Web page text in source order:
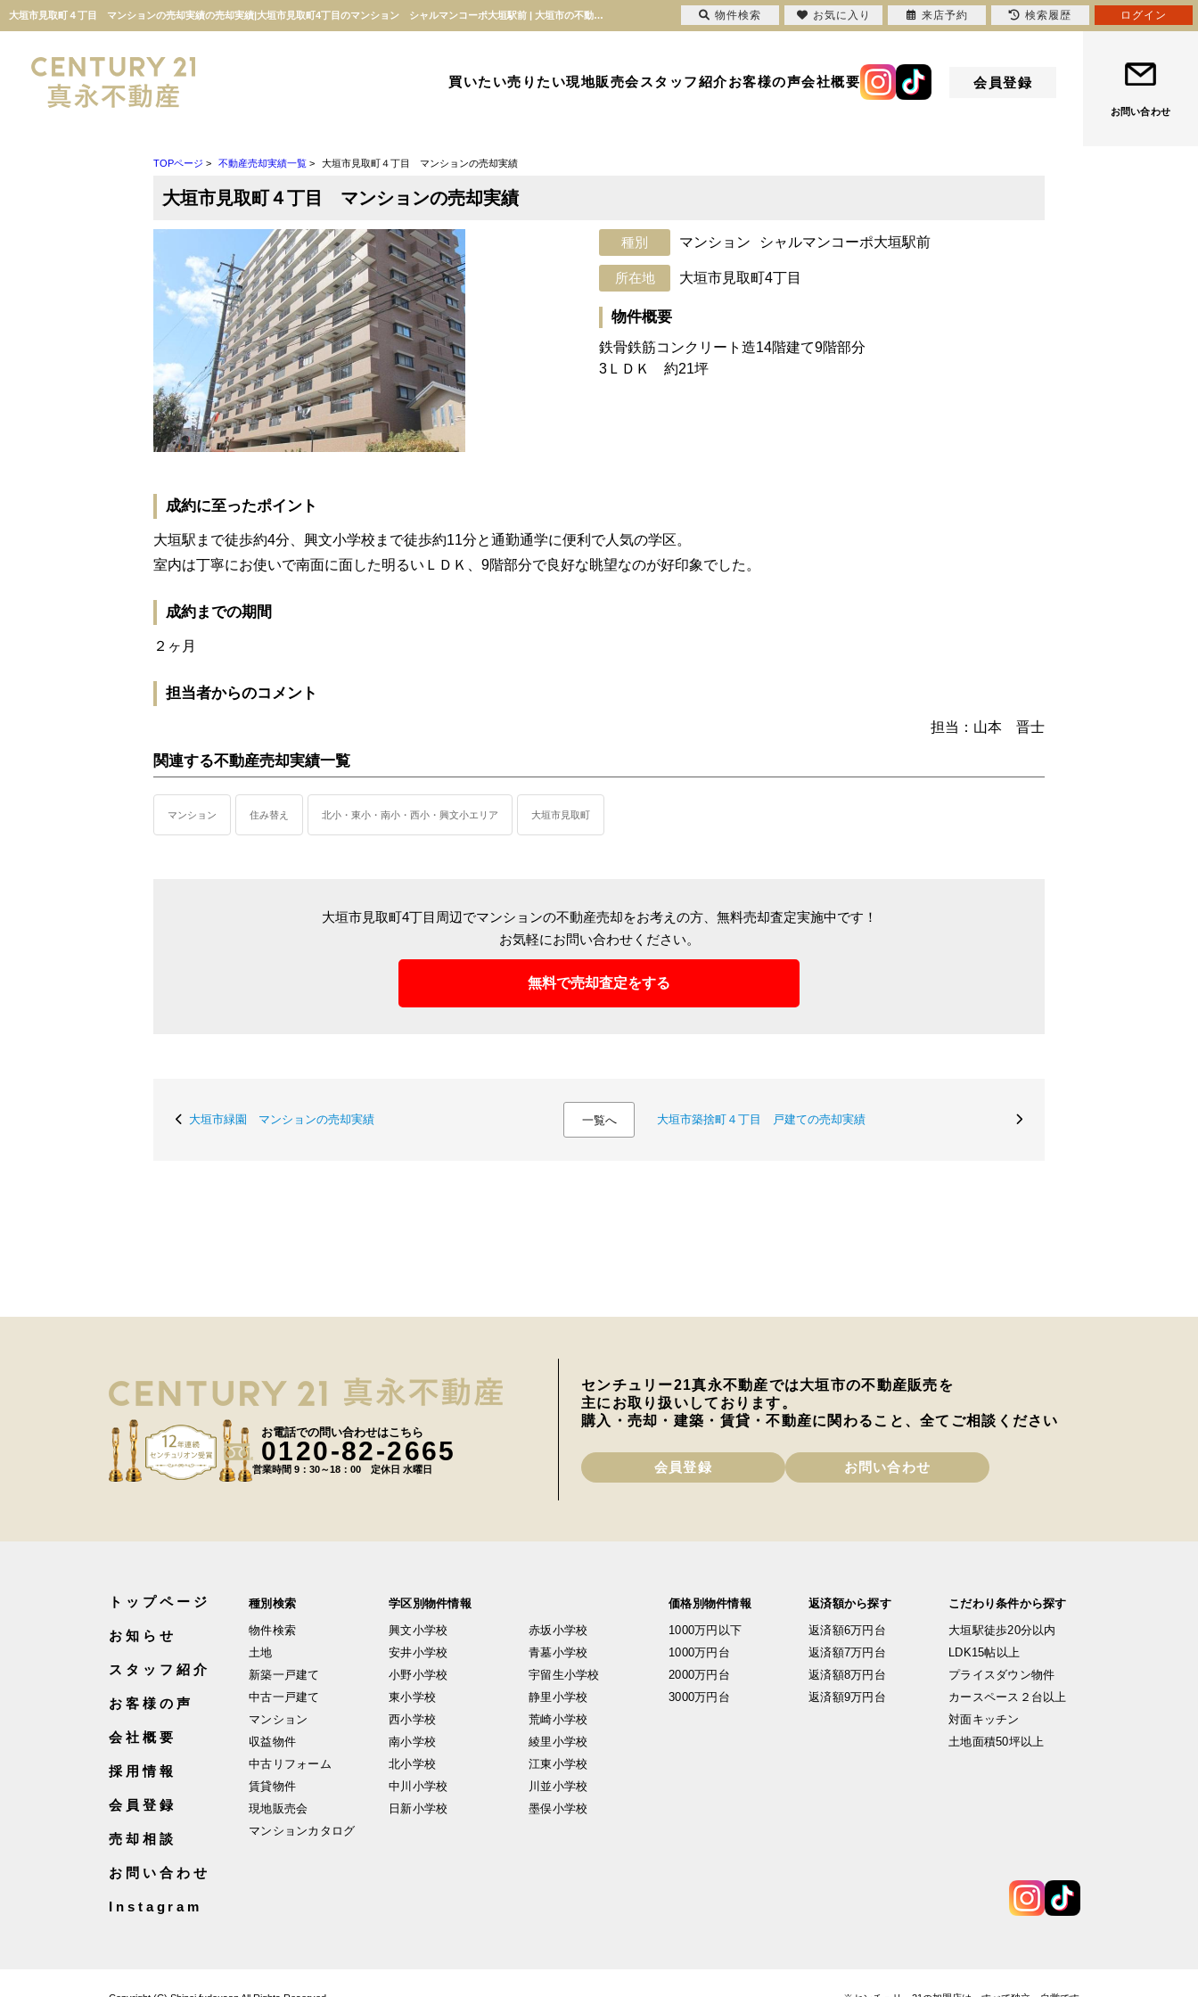
大垣市見取町４丁目 マンションの売却実績の売却実績|大垣市見取町4丁目のマンション シャルマンコーポ大垣駅前 | 大垣市の不動産のことならセンチュリー21真永不動産
買いたい売りたい現地販売会スタッフ紹介お客様の声会社概要 会員登録
お問い合わせ
TOPページ > 不動産売却実績一覧 > 大垣市見取町４丁目 マンションの売却実績
大垣市見取町４丁目 マンションの売却実績
マンション シャルマンコーポ大垣駅前
大垣市見取町4丁目
物件概要
鉄骨鉄筋コンクリート造14階建て9階部分
3ＬＤＫ 約21坪
成約に至ったポイント
大垣駅まで徒歩約4分、興文小学校まで徒歩約11分と通勤通学に便利で人気の学区。
室内は丁寧にお使いで南面に面した明るいＬＤＫ、9階部分で良好な眺望なのが好印象でした。
成約までの期間
２ヶ月
担当者からのコメント
担当：山本 晋士
関連する不動産売却実績一覧
マンション 住み替え 北小・東小・南小・西小・興文小エリア 大垣市見取町
大垣市見取町4丁目周辺でマンションの不動産売却をお考えの方、 無料売却査定実施中です！
お気軽にお問い合わせください。
無料で売却査定をする
大垣市緑園 マンションの売却実績 一覧へ 大垣市築捨町４丁目 戸建ての売却実績
お電話での問い合わせはこちら
0120-82-2665
営業時間 9：30～18：00 定休日 水曜日
センチュリー21真永不動産では大垣市の不動産販売を
主にお取り扱いしております。
購入・売却・建築・賃貸・不動産に関わること、全てご相談ください
会員登録 お問い合わせ
トップページ
お知らせ
スタッフ紹介
お客様の声
会社概要
採用情報
会員登録
売却相談
お問い合わせ
Instagram
種別検索
物件検索
土地
新築一戸建て
中古一戸建て
マンション
収益物件
中古リフォーム
賃貸物件
現地販売会
マンションカタログ
学区別物件情報
興文小学校
安井小学校
小野小学校
東小学校
西小学校
南小学校
北小学校
中川小学校
日新小学校
赤坂小学校
青墓小学校
宇留生小学校
静里小学校
荒崎小学校
綾里小学校
江東小学校
川並小学校
墨俣小学校
価格別物件情報
1000万円以下
1000万円台
2000万円台
3000万円台
返済額から探す
返済額6万円台
返済額7万円台
返済額8万円台
返済額9万円台
こだわり条件から探す
大垣駅徒歩20分以内
LDK15帖以上
プライスダウン物件
カースペース２台以上
対面キッチン
土地面積50坪以上
物件検索 お気に入り 来店予約 検索履歴 ログイン